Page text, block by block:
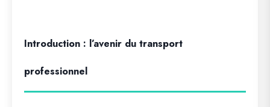
Introduction : l’avenir du transport
professionnel